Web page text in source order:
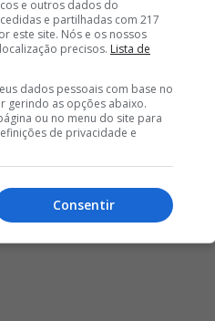
de um
eu gosto,
de
e outros dados do
e partilhadas com 217
este site. Nós e os nossos
precisos. Lista de
dados pessoais com base no
gerindo as opções abaixo.
ou no menu do site para
de privacidade e
Consentir